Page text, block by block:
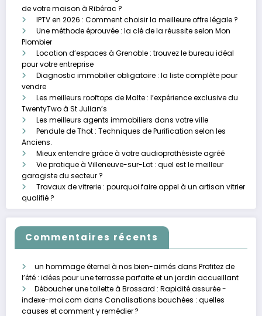
de votre maison à Ribérac ?
IPTV en 2026 : Comment choisir la meilleure offre légale ?
Une méthode éprouvée : la clé de la réussite selon Mon
Plombier
Location d’espaces à Grenoble : trouvez le bureau idéal
pour votre entreprise
Diagnostic immobilier obligatoire : la liste complète pour
vendre
Les meilleurs rooftops de Malte : l’expérience exclusive du
TwentyTwo à St Julian’s
Les meilleurs agents immobiliers dans votre ville
Pendule de Thot : Techniques de Purification selon les
Anciens.
Mieux entendre grâce à votre audioprothésiste agréé
Vie pratique à Villeneuve-sur-Lot : quel est le meilleur
garagiste du secteur ?
Travaux de vitrerie : pourquoi faire appel à un artisan vitrier
qualifié ?
Commentaires récents
un hommage éternel à nos bien-aimés dans Profitez de
l’été : idées pour une terrasse parfaite et un jardin accueillant
Déboucher une toilette à Brossard : Rapidité assurée -
indexe-moi.com dans Canalisations bouchées : quelles
causes et comment y remédier ?